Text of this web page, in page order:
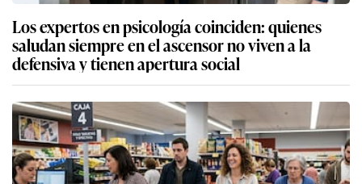
Los expertos en psicología coinciden: quienes
saludan siempre en el ascensor no viven a la
defensiva y tienen apertura social